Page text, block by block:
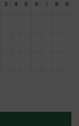
3 4 5 6 7 8 9